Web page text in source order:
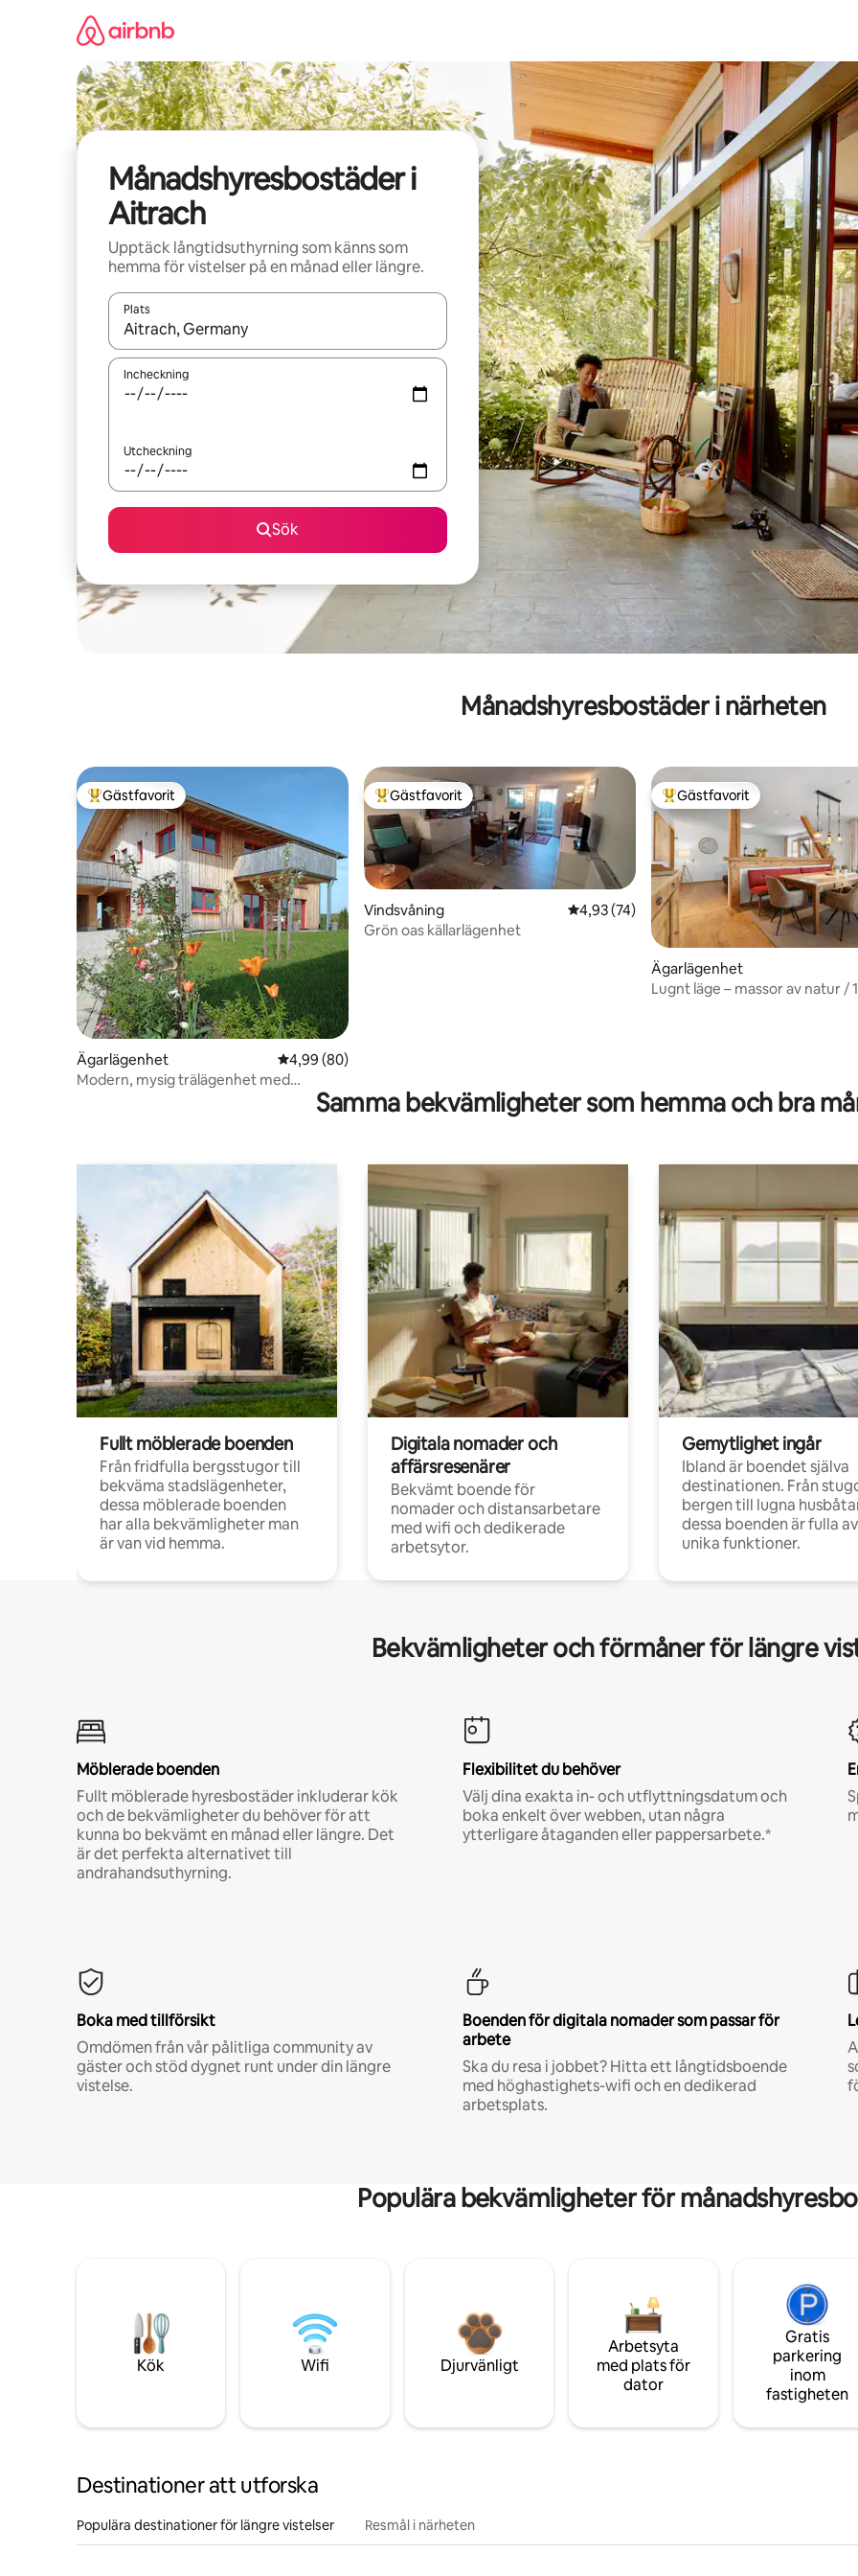
Månadshyresbostäder i
Aitrach
Upptäck långtidsuthyrning som känns som
hemma för vistelser på en månad eller längre.
Plats
När resultaten är tillgängliga kan du navigera med upp- och nedåtpilarna eller utforska genom att trycka eller svepa.
Incheckning
Utcheckning
Sök
Månadshyresbostäder i närheten
Populär gästfavorit
Gästfavorit
Ägarlägenhet 4,99 av 5 i genomsnittligt betyg, 80 omdömen
4,99 (80)
Modern, mysig trälägenhet med
Populär gästfavorit
Gästfavorit
Vindsvåning 4,93 av 5 i genomsnittligt betyg, 74
4,93 (74)
Grön oas källarlägenhet
Populär gästfavorit
Gästfavorit
Ägarlägenhet
Lugnt läge – massor av natur /
Samma bekvämligheter som hemma och bra
Fullt möblerade boenden
Från fridfulla bergsstugor till
bekväma stadslägenheter,
dessa möblerade boenden
har alla bekvämligheter man
är van vid hemma.
Digitala nomader och
affärsresenärer
Bekvämt boende för
nomader och distansarbetare
med wifi och dedikerade
arbetsytor.
Gemytlighet ingår
Ibland är boendet själva
destinationen. Från
bergen till lugna
dessa boenden är fulla av
unika funktioner.
Bekvämligheter och förmåner för längre
Möblerade boenden
Fullt möblerade hyresbostäder inkluderar kök
och de bekvämligheter du behöver för att
kunna bo bekvämt en månad eller längre. Det
är det perfekta alternativet till
andrahandsuthyrning.
Flexibilitet du behöver
Välj dina exakta in- och utflyttningsdatum och
boka enkelt över webben, utan några
ytterligare åtaganden eller pappersarbete.*
Boka med tillförsikt
Omdömen från vår pålitliga community av
gäster och stöd dygnet runt under din längre
vistelse.
Boenden för digitala nomader som passar för
arbete
Ska du resa i jobbet? Hitta ett långtidsboende
med höghastighets-wifi och en dedikerad
arbetsplats.
Populära bekvämligheter för
Kök Wifi Djurvänligt
Arbetsyta
med plats för
dator
Gratis
parkering
inom
fastigheten
Destinationer att utforska
Populära destinationer för längre vistelser Resmål i närheten